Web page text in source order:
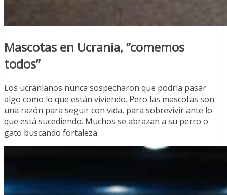
Mascotas en Ucrania, “comemos
todos”
Los ucranianos nunca sospecharon que podría pasar
algo como lo que están viviendo. Pero las mascotas son
una razón para seguir con vida, para sobrevivir ante lo
que está sucediendo. Muchos se abrazan a su perro o
gato buscando fortaleza.